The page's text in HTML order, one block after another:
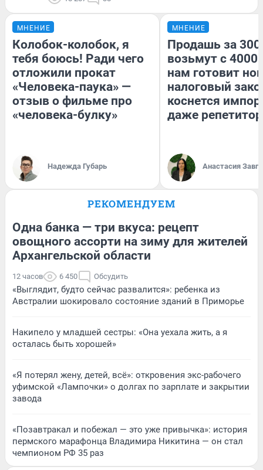
МНЕНИЕ
Колобок-колобок, я
тебя боюсь! Ради чего
отложили прокат
«Человека-паука» —
отзыв о фильме про
«человека-булку»
Надежда Губарь
МНЕНИЕ
Продашь за
возьмут с
нам готовит
налоговый
коснется
даже
Анастасия
РЕКОМЕНДУЕМ
Одна банка — три вкуса: рецепт
овощного ассорти на зиму для жителей
Архангельской области
12 часов 6 450 Обсудить
«Выглядит, будто сейчас развалится»: ребенка из
Австралии шокировало состояние зданий в Приморье
Накипело у младшей сестры: «Она уехала жить, а я
осталась быть хорошей»
«Я потерял жену, детей, всё»: откровения экс-рабочего
уфимской «Лампочки» о долгах по зарплате и закрытии
завода
«Позавтракал и побежал — это уже привычка»: история
пермского марафонца Владимира Никитина — он стал
чемпионом РФ 35 раз